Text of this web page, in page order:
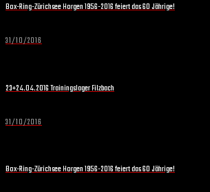
Box-Ring-Zürichsee Horgen 1956-2016 feiert das 60 Jährige!
31/10/2016
23+24.04.2016 Trainingslager Filzbach
31/10/2016
Box-Ring-Zürichsee Horgen 1956-2016 feiert das 60 Jährige!